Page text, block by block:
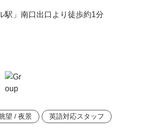
駅」南口出口より徒歩約1分
望 / 夜景 英語対応スタッフ